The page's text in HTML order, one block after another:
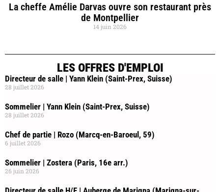
La cheffe Amélie Darvas ouvre son restaurant près
de Montpellier
14 juin 2026
LES OFFRES D'EMPLOI
Directeur de salle | Yann Klein (Saint-Prex, Suisse)
28 juillet 2026
Sommelier | Yann Klein (Saint-Prex, Suisse)
28 juillet 2026
Chef de partie | Rozo (Marcq-en-Baroeul, 59)
6 juillet 2026
Sommelier | Zostera (Paris, 16e arr.)
26 juin 2026